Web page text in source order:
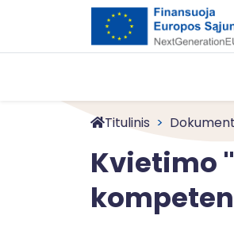
Titulinis
Kvietimo